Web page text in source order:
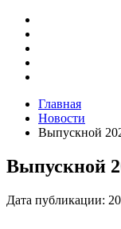
Главная
Новости
Выпускной
Выпускной
Дата публикации: